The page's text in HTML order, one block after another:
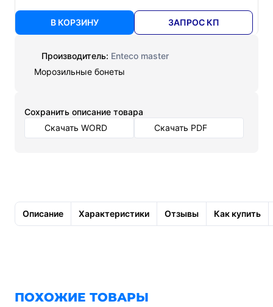
В КОРЗИНУ ЗАПРОС КП
Производитель: Enteco master
Морозильные бонеты
Cохранить описание товара
Скачать WORD
Скачать PDF
Описание Характеристики Отзывы Как купить
ПОХОЖИЕ ТОВАРЫ